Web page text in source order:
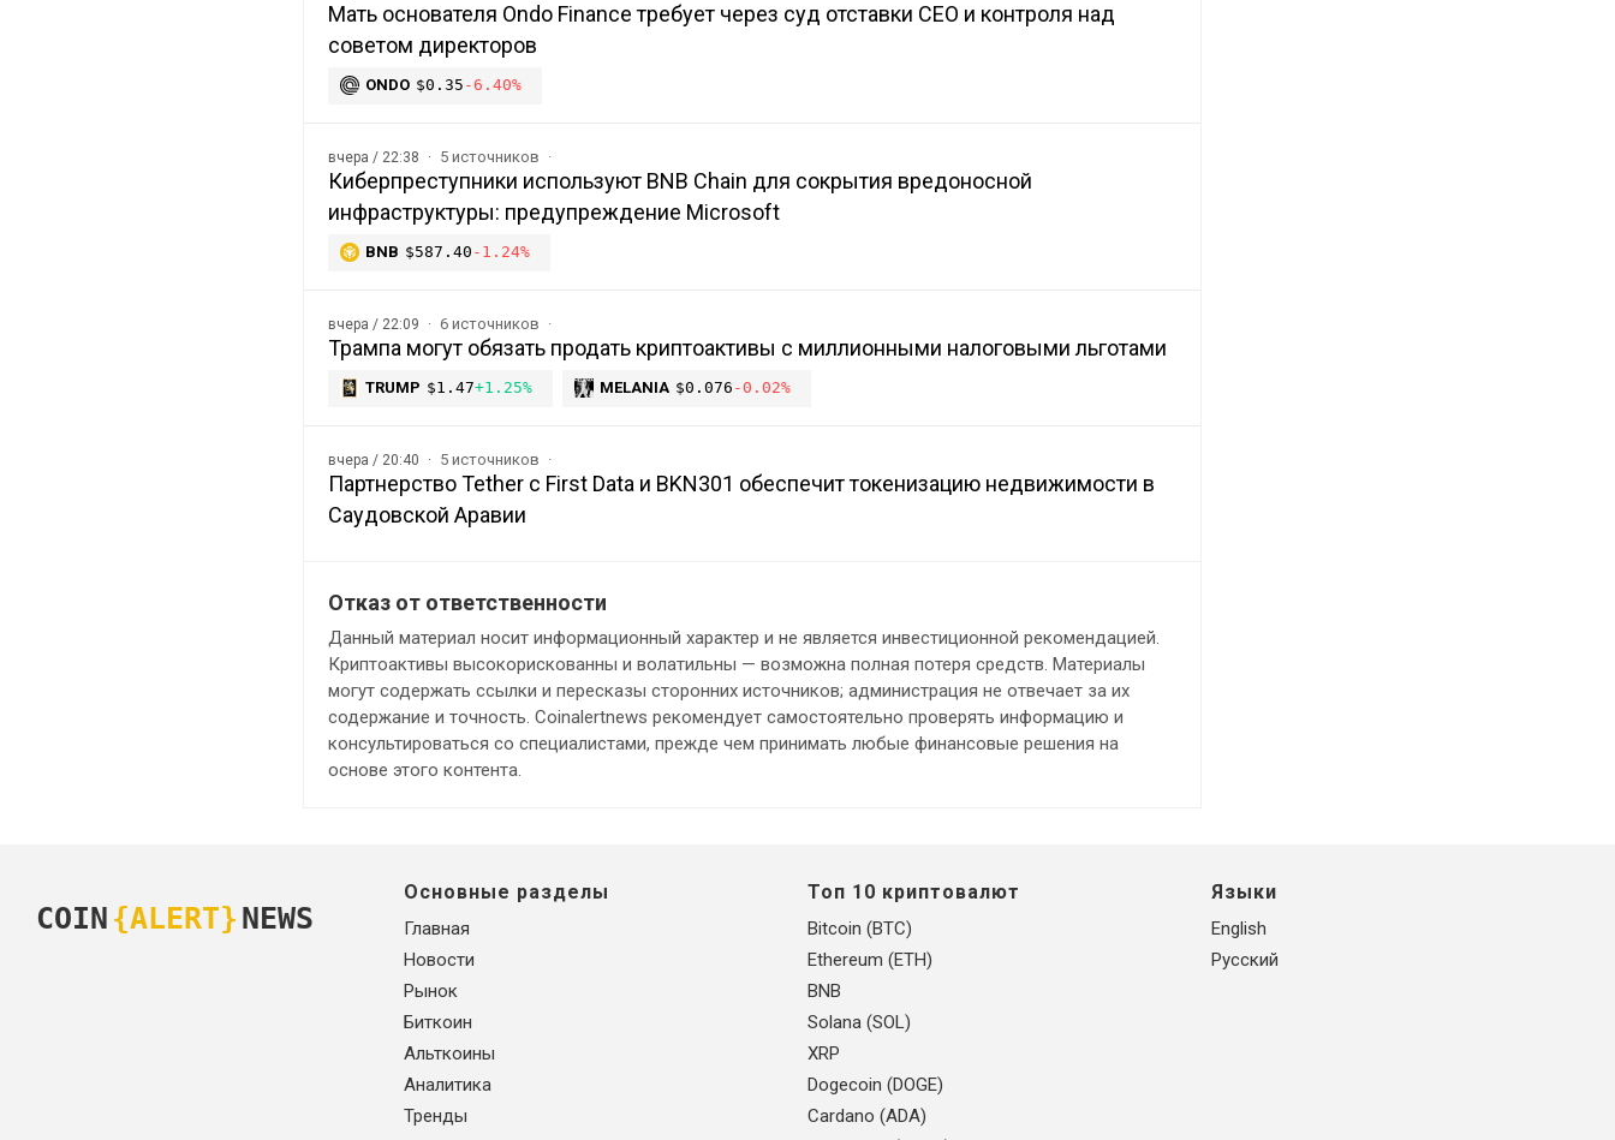
Мать основателя Ondo Finance требует через суд отставки CEO и контроля над
советом директоров
ONDO $0.35 -6.40%
вчера / 22:38 5 источников
Киберпреступники используют BNB Chain для сокрытия вредоносной
инфраструктуры: предупреждение Microsoft
BNB $587.40 -1.24%
вчера / 22:09 6 источников
Трампа могут обязать продать криптоактивы с миллионными налоговыми льготами
TRUMP $1.47+1.25% MELANIA $0.076 -0.02%
вчера / 20:40 5 источников
Партнерство Tether с First Data и BKN301 обеспечит токенизацию недвижимости в
Саудовской Аравии
Отказ от ответственности
Данный материал носит информационный характер и не является инвестиционной рекомендацией.
Криптоактивы высокорискованны и волатильны — возможна полная потеря средств. Материалы
могут содержать ссылки и пересказы сторонних источников; администрация не отвечает за их
содержание и точность. Coinalertnews рекомендует самостоятельно проверять информацию и
консультироваться со специалистами, прежде чем принимать любые финансовые решения на
основе этого контента.
COIN {ALERT} NEWS
Основные разделы
Главная
Новости
Рынок
Биткоин
Альткоины
Аналитика
Тренды
Топ 10 криптовалют
Bitcoin (BTC)
Ethereum (ETH)
BNB
Solana (SOL)
XRP
Dogecoin (DOGE)
Cardano (ADA)
Языки
English
Русский